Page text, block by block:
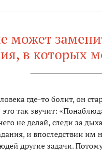
может
в которых
где-то болит, он
так звучит:
не делай, следи за
и впоследствии им
другие задачи.